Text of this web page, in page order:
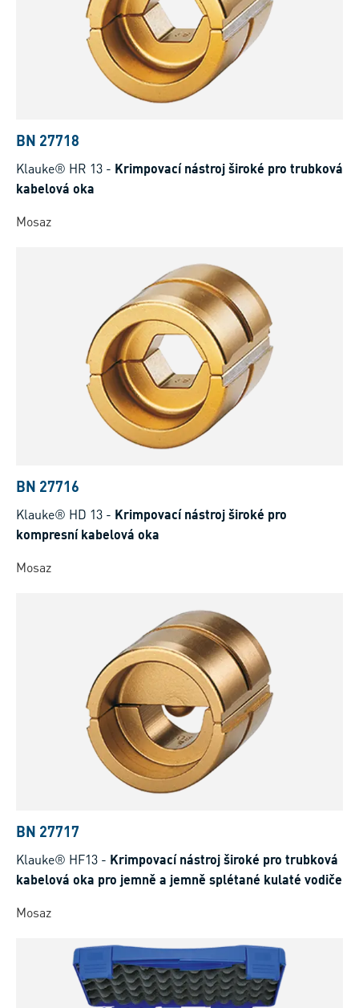
BN 27718
Klauke® HR 13 - Krimpovací nástroj široké pro trubková
kabelová oka
Mosaz
BN 27716
Klauke® HD 13 - Krimpovací nástroj široké pro
kompresní kabelová oka
Mosaz
BN 27717
Klauke® HF13 - Krimpovací nástroj široké pro trubková
kabelová oka pro jemně a jemně splétané kulaté vodiče
Mosaz